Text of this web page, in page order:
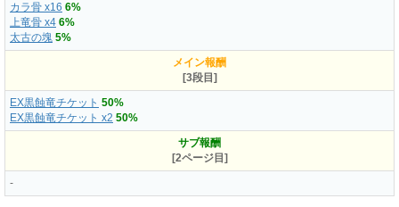
カラ骨 x16 6%
上竜骨 x4 6%
太古の塊 5%
メイン報酬
[3段目]
EX黒蝕竜チケット 50%
EX黒蝕竜チケット x2 50%
サブ報酬
[2ページ目]
-